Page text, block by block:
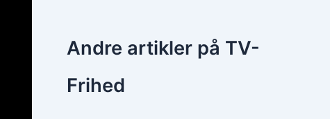
Andre artikler på TV-
Frihed